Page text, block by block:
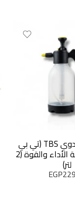
بخاخ ضغط يدوي TBS (تي بي
اس) – شفافية الأداء والقوة (2
لتر)
EGP